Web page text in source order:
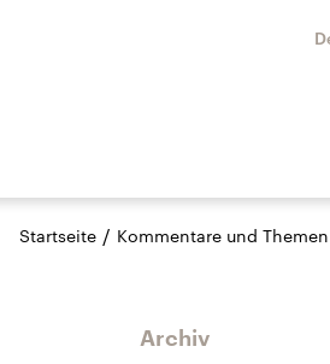
Startseite / Kommentare und
Archiv